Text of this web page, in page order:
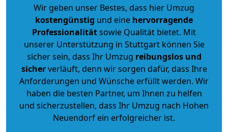
Wir geben unser Bestes, dass hier Umzug
kostengünstig und eine hervorragende
Professionalitätsowie Qualität bietet. Mit
unserer Unterstützung in Stuttgart können Sie
sicher sein, dass Ihr Umzug reibungslos und
sicherverläuft, denn wir sorgen dafür, dass Ihre
Anforderungen und Wünsche erfüllt werden. Wir
haben die besten Partner, um Ihnen zu helfen
und sicherzustellen, dass Ihr Umzug nach Hohen
Neuendorf ein erfolgreicher ist.